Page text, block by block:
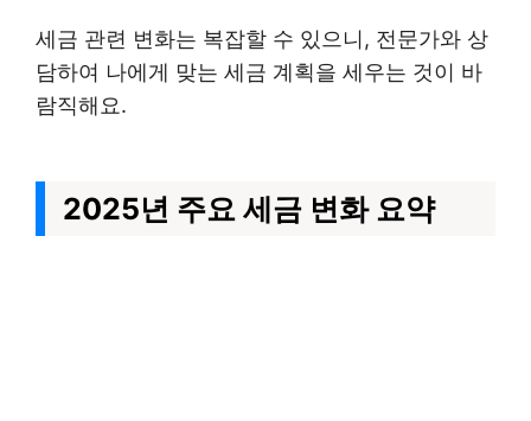
세금 관련 변화는 복잡할 수 있으니, 전문가와 상
담하여 나에게 맞는 세금 계획을 세우는 것이 바
람직해요.
2025년 주요 세금 변화 요약